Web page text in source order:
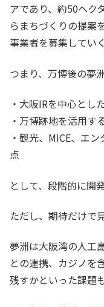
アであり、約50ヘク
らまちづくりの提案
事業者を募集してい
つまり、万博後の夢洲
・大阪IRを中心とし
・万博跡地を活用す
・観光、MICE、エ
点
として、段階的に開
ただし、期待だけで
夢洲は大阪湾の人工
との連携、カジノを
残すかといった課題